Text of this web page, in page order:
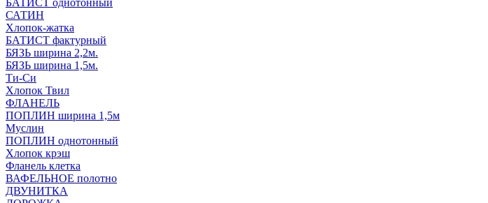
БАТИСТ однотонный
САТИН
Хлопок-жатка
БАТИСТ фактурный
БЯЗЬ ширина 2,2м.
БЯЗЬ ширина 1,5м.
Ти-Си
Хлопок Твил
ФЛАНЕЛЬ
ПОПЛИН ширина 1,5м
Муслин
ПОПЛИН однотонный
Хлопок крэш
Фланель клетка
ВАФЕЛЬНОЕ полотно
ДВУНИТКА